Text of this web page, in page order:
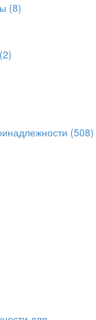
(8)
(2)
(508)